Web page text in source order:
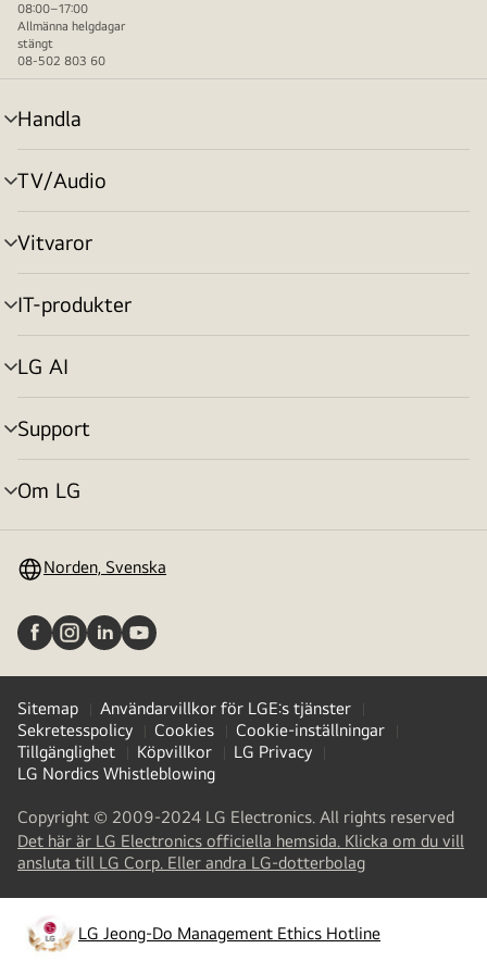
08:00–17:00
Allmänna helgdagar
stängt
08-502 803 60
Handla
menyväxling
TV/Audio
menyväxling
Vitvaror
menyväxling
IT-produkter
menyväxling
LG AI
menyväxling
Support
menyväxling
Om LG
menyväxling
Norden, Svenska
Sitemap
Användarvillkor för LGE:s tjänster
Sekretesspolicy
Cookies
Cookie-inställningar
Tillgänglighet
Köpvillkor
LG Privacy
LG Nordics Whistleblowing
Copyright © 2009-2024 LG Electronics. All rights reserved
Det här är LG Electronics officiella hemsida. Klicka om du vill
ansluta till LG Corp. Eller andra LG-dotterbolag(
a
new
tab
LG Jeong-Do Management Ethics Hotline
opens